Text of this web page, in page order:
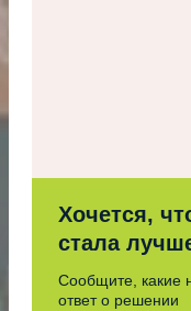
Хочется,
стала
Сообщите, какие
ответ о решении